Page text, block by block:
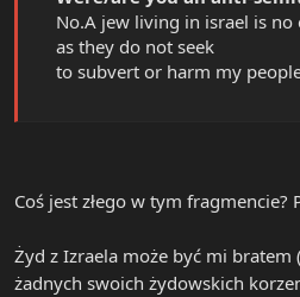
No.A jew living in israel is
as they do not seek
to subvert or harm my
Coś jest złego w tym fragmencie?
Żyd z Izraela może być mi bratem
żadnych swoich żydowskich